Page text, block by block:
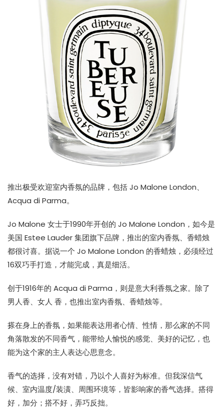
推出极受欢迎室内香氛的品牌，包括 Jo Malone London、
Acqua di Parma。
Jo Malone 女士于1990年开创的 Jo Malone London，如今是
美国 Estee Lauder 集团旗下品牌，推出的室内香氛、香蜡烛
都很讨喜。据说一个 Jo Malone London 的香蜡烛，必须经过
16双巧手打造，才能完成，真是细活。
创于1916年的 Acqua di Parma，则是意大利香氛之家。除了
男人香、女人 香，也推出室内香氛、香蜡烛等。
搽在身上的香氛，如果能表达用者心情、性情，那么家的不同
角落散发的不同香气，能带给人愉悦的感觉、美好的记忆，也
能为这个家的主人表达心思意念。
香气的选择，没有对错，乃以个人喜好为标准。但我深信气
候、室内温度/装潢、周围环境等，皆影响家的香气选择。搭得
好，加分；搭不好，弄巧反拙。